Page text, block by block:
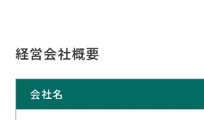
経営会社概要
会社名